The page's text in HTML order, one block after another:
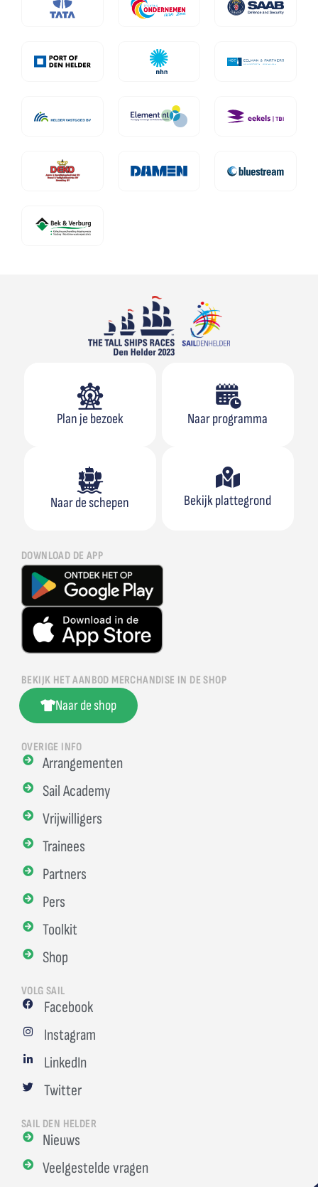
Plan je bezoek Naar programma
Naar de schepen Bekijk plattegrond
DOWNLOAD DE APP
BEKIJK HET AANBOD MERCHANDISE IN DE SHOP
Naar de shop
OVERIGE INFO
Arrangementen
Sail Academy
Vrijwilligers
Trainees
Partners
Pers
Toolkit
Shop
VOLG SAIL
Facebook
Instagram
LinkedIn
Twitter
SAIL DEN HELDER
Nieuws
Veelgestelde vragen